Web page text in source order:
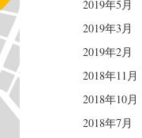
2019年5月
2019年3月
2019年2月
2018年11月
2018年10月
2018年7月